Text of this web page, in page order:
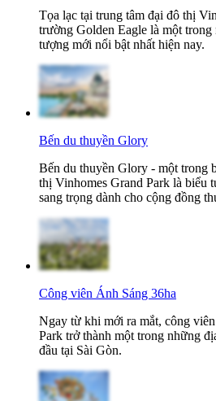
Tọa lạc tại trung tâm đại đô thị
trường Golden Eagle là một
tượng mới nổi bật nhất hiện nay.
Bến du thuyền Glory
Bến du thuyền Glory - một trong
thị Vinhomes Grand Park là biểu
sang trọng dành cho cộng đồng
Công viên Ánh Sáng 36ha
Ngay từ khi mới ra mắt, công
Park trở thành một trong những
đầu tại Sài Gòn.